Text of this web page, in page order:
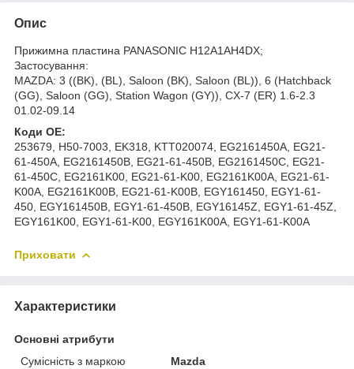
Опис
Прижимна пластина PANASONIC H12A1AH4DX;
Застосування:
MAZDA: 3 ((BK), (BL), Saloon (BK), Saloon (BL)), 6 (Hatchback
(GG), Saloon (GG), Station Wagon (GY)), CX-7 (ER) 1.6-2.3
01.02-09.14
Коди ОЕ:
253679, H50-7003, EK318, KTT020074, EG2161450A, EG21-
61-450A, EG2161450B, EG21-61-450B, EG2161450C, EG21-
61-450C, EG2161K00, EG21-61-K00, EG2161K00A, EG21-61-
K00A, EG2161K00B, EG21-61-K00B, EGY161450, EGY1-61-
450, EGY161450B, EGY1-61-450B, EGY16145Z, EGY1-61-45Z,
EGY161K00, EGY1-61-K00, EGY161K00A, EGY1-61-K00A
Приховати
Характеристики
Основні атрибути
Сумісність з маркою
Mazda